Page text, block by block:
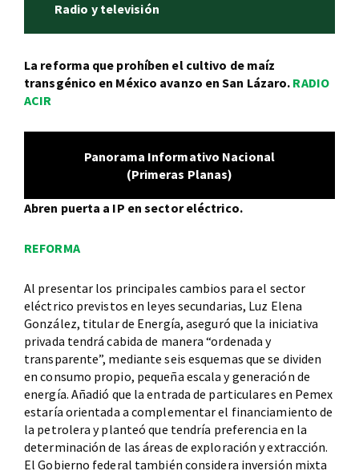
Radio y televisión
La reforma que prohíben el cultivo de maíz
transgénico en México avanzo en San Lázaro. RADIO
ACIR
Panorama Informativo Nacional
(Primeras Planas)
Abren puerta a IP en sector eléctrico.
REFORMA
Al presentar los principales cambios para el sector
eléctrico previstos en leyes secundarias, Luz Elena
González, titular de Energía, aseguró que la iniciativa
privada tendrá cabida de manera “ordenada y
transparente”, mediante seis esquemas que se dividen
en consumo propio, pequeña escala y generación de
energía. Añadió que la entrada de particulares en Pemex
estaría orientada a complementar el financiamiento de
la petrolera y planteó que tendría preferencia en la
determinación de las áreas de exploración y extracción.
El Gobierno federal también considera inversión mixta